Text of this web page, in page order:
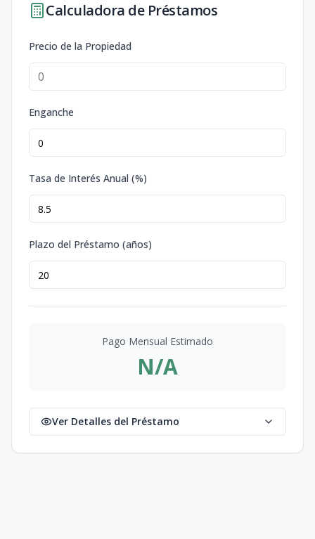
Calculadora de Préstamos
Precio de la Propiedad
Enganche
Tasa de Interés Anual (%)
Plazo del Préstamo (años)
Pago Mensual Estimado
N/A
Ver Detalles del Préstamo